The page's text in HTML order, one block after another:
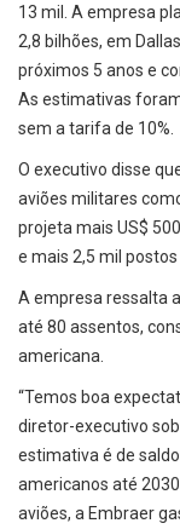
13 mil. A empresa
2,8 bilhões, em
próximos 5 anos e
As estimativas
sem a tarifa de 10%.
O executivo disse
aviões militares
projeta mais US$
e mais 2,5 mil postos
A empresa ressalta
até 80 assentos,
americana.
“Temos boa
diretor-executivo
estimativa é de
americanos até
aviões, a Embraer